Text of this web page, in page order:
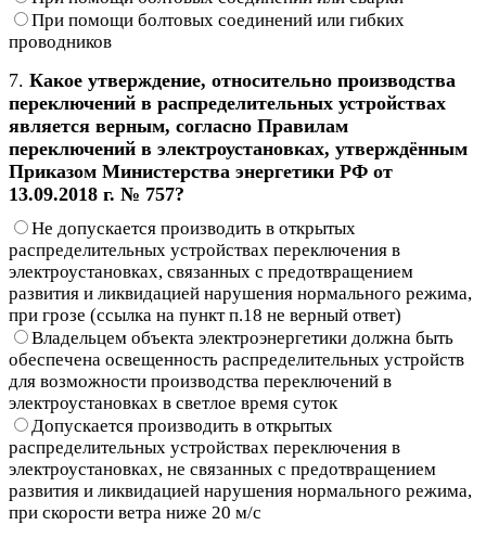
При помощи болтовых соединений или гибких
проводников
7. Какое утверждение, относительно производства
переключений в распределительных устройствах
является верным, согласно Правилам
переключений в электроустановках, утверждённым
Приказом Министерства энергетики РФ от
13.09.2018 г. № 757?
Не допускается производить в открытых
распределительных устройствах переключения в
электроустановках, связанных с предотвращением
развития и ликвидацией нарушения нормального режима,
при грозе (ссылка на пункт п.18 не верный ответ)
Владельцем объекта электроэнергетики должна быть
обеспечена освещенность распределительных устройств
для возможности производства переключений в
электроустановках в светлое время суток
Допускается производить в открытых
распределительных устройствах переключения в
электроустановках, не связанных с предотвращением
развития и ликвидацией нарушения нормального режима,
при скорости ветра ниже 20 м/с